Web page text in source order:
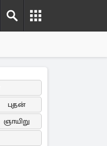
புதன்
ஞாயிறு